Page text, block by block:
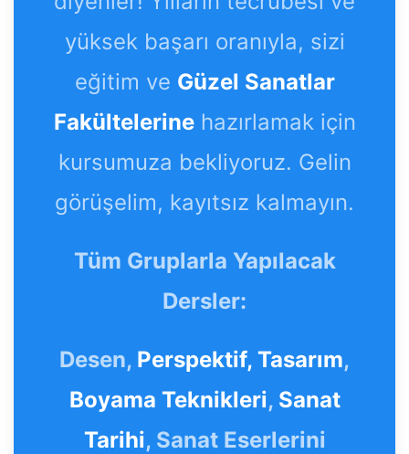
yüksek başarı oranıyla, sizi
eğitim ve Güzel Sanatlar
Fakültelerinehazırlamak için
kursumuza bekliyoruz. Gelin
görüşelim, kayıtsız kalmayın.
Tüm Gruplarla Yapılacak
Dersler:
Desen, Perspektif, Tasarım,
Boyama Teknikleri, Sanat
Tarihi, Sanat Eserlerini